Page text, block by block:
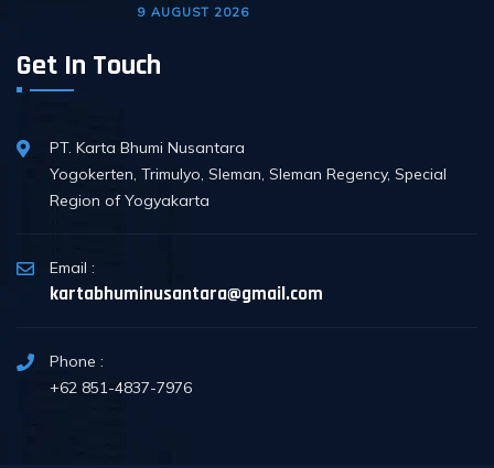
9 AUGUST 2026
Get In Touch
PT. Karta Bhumi Nusantara
Yogokerten, Trimulyo, Sleman, Sleman Regency, Special
Region of Yogyakarta
Email :
kartabhuminusantara@gmail.com
Phone :
+62 851-4837-7976